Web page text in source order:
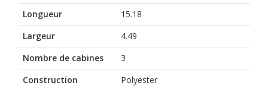
Longueur
15.18
Largeur
4.49
Nombre de cabines
3
Construction
Polyester